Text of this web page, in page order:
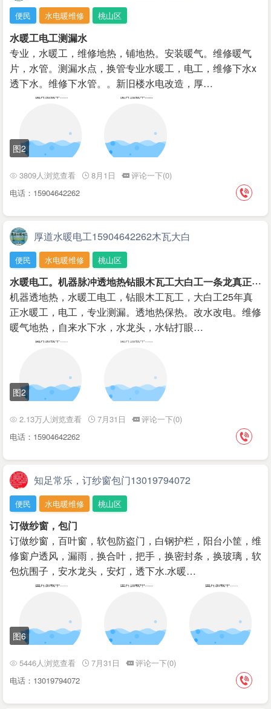
便民 水电暖维修 桃山区
水暖工电工测漏水
专业，水暖工，维修地热，铺地热。安装暖气。维修暖气
片，水管。测漏水点，换管专业水暖工，电工，维修下水x
透下水。维修下水管。。新旧楼水电改造，厚…
图2
3809人浏览查看 8月1日
评论一下(0)
电话：15904642262
厚道水暖电工15904642262木瓦大白
便民 水电暖维修 桃山区
水
暖电工。机器脉冲透地热钻眼木瓦工大白工一条龙真正老师傅砸墙
机器透地热，水暖工电工，钻眼木工瓦工，大白工25年真
正水暖工，电工，专业测漏。透地热保热。改水改电。维修
暖气地热，自来水下水，水龙头，水钻打眼…
图2
2.13万人浏览查看 7月31日
评论一下(0)
电话：15904642262
知足常乐，订纱窗包门13019794072
便民 水电暖维修 桃山区
订做纱窗，包门
订做纱窗，百叶窗，软包防盗门，白钢护栏，阳台小筐，维
修窗户透风，漏雨，换合叶，把手，换密封条，换玻璃，软
包炕围子，安水龙头，安灯，透下水.水暖…
图6
5446人浏览查看 7月31日
评论一下(0)
电话：13019794072